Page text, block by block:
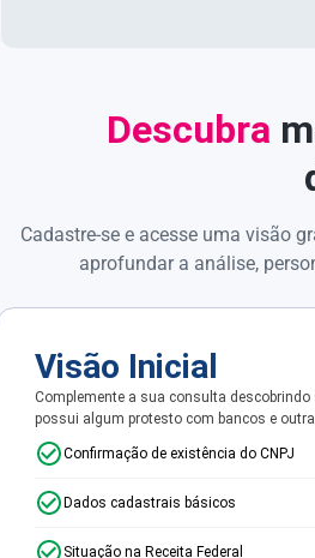
Descubra
Cadastre-se e acesse uma visão
aprofundar a análise,
Visão Inicial
Complemente a sua consulta descobrindo
possui algum protesto com bancos e
Confirmação de existência do CNPJ
Dados cadastrais básicos
Situação na Receita Federal